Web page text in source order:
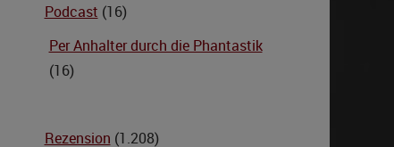
Podcast (16)
Per Anhalter durch die Phantastik
(16)
Rezension (1.208)